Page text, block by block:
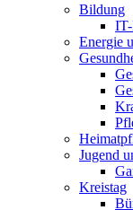
Bildung
Energie
Jugend
Kreistag